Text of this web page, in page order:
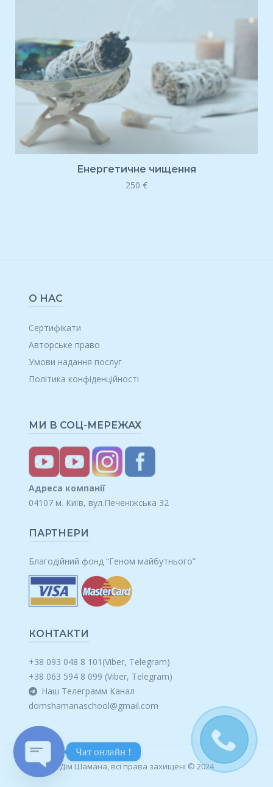
Енергетичне чищення
250 €
О НАС
Сертифікати
Авторське право
Умови надання послуг
Політика конфіденційності
МИ В СОЦ-МЕРЕЖАХ
Адреса компанії
04107 м. Київ, вул.Печеніжська 32
ПАРТНЕРИ
Благодійний фонд “Геном майбутнього”
КОНТАКТИ
+38 093 048 8 101(Viber, Telegram)
+38 063 594 8 099 (Viber, Telegram)
Наш Телеграмм Канал
domshamanaschool@gmail.com
Дім Шамана, всі права захищені © 2024
Чат онлайн !
OPEN